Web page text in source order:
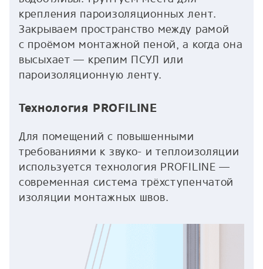
крепления пароизоляционных лент.
Закрываем пространство между рамой
с проёмом монтажной пеной, а когда она
высыхает — крепим ПСУЛ или
пароизоляционную ленту.
Технология PROFILINE
Для помещений с повышенными
требованиями к звуко- и теплоизоляции
используется технология PROFILINE —
современная система трёхступенчатой
изоляции монтажных швов.